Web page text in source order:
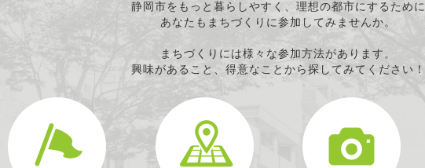
静岡市をもっと暮らしやすく、理想の都市にするために
あなたもまちづくりに参加してみませんか。
まちづくりには様々な参加方法があります。
興味があること、得意なことから探してみてください！